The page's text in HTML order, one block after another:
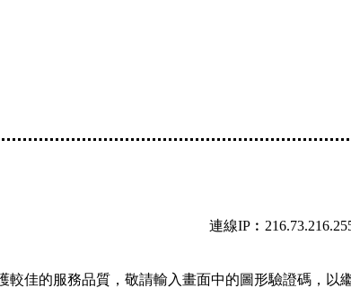
連線
佳的服務品質，敬請輸入畫面中的圖形驗證碼，以